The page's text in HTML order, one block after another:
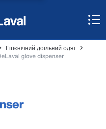
Гігієнічний доїльний одяг
glove dispenser